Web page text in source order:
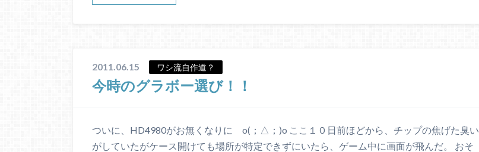
2011.06.15 ワシ流自作道？
今時のグラボー選び！！
ついに、HD4980がお無くなりに o(；△；)o ここ１０日前ほどから、チップの焦げた臭い
がしていたがケース開けても場所が特定できずにいたら、ゲーム中に画面が飛んだ。 おそ